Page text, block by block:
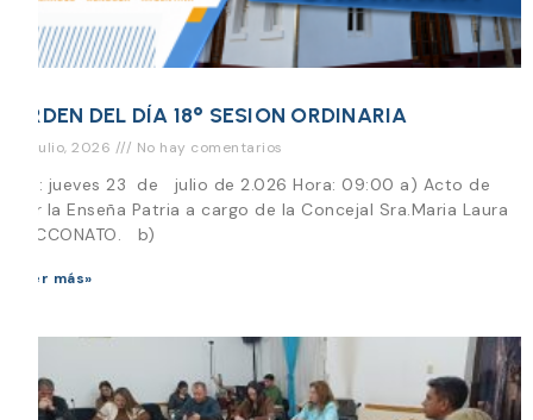
ORDEN DEL DÍA 18° SESION ORDINARIA
22 julio, 2026 No hay comentarios
Día: jueves 23 de julio de 2.026 Hora: 09:00 a) Acto de
Izar la Enseña Patria a cargo de la Concejal Sra.Maria Laura
CECCONATO. b)
Leer más»